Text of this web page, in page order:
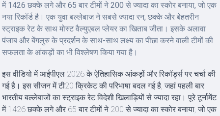
में 1426 छक्के लगे और 65 बार टीमों ने 200 से ज्यादा का स्कोर बनाया, जो एक
नया रिकॉर्ड है। एक युवा बल्लेबाज ने सबसे ज्यादा रन, छक्के और बेहतरीन
स्ट्राइक रेट के साथ मोस्ट वैल्युएबल प्लेयर का खिताब जीता। इसके अलावा
पंजाब और बेंगलुरु के प्रदर्शन के साथ-साथ लक्ष्य का पीछा करने वाली टीमों की
सफलता के आंकड़ों का भी विश्लेषण किया गया है।
इस वीडियो में आईपीएल 2026 के ऐतिहासिक आंकड़ों और रिकॉर्ड्स पर चर्चा की
गई है। इस सीजन में टी20 क्रिकेट की परिभाषा बदल गई है, जहां पहली बार
भारतीय बल्लेबाजों का स्ट्राइक रेट विदेशी खिलाड़ियों से ज्यादा रहा। पूरे टूर्नामेंट
में 1426 छक्के लगे और 65 बार टीमों ने 200 से ज्यादा का स्कोर बनाया, जो एक